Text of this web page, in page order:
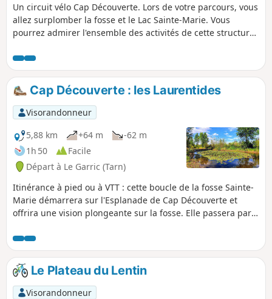
Un circuit vélo Cap Découverte. Lors de votre parcours, vous
allez surplomber la fosse et le Lac Sainte-Marie. Vous
pourrez admirer l'ensemble des activités de cette structure :
luge, etc.
Cap Découverte : les Laurentides
Visorandonneur
5,88 km
+64 m
-62 m
1h 50
Facile
Départ à Le Garric (Tarn)
Itinérance à pied ou à VTT : cette boucle de la fosse Sainte-
Marie démarrera sur l'Esplanade de Cap Découverte et
offrira une vision plongeante sur la fosse. Elle passera par
longerons aussi le parc botanique et sa zone humide,
peuplée d'iris d'eau et de nénuphars. Enfin, nous
terminerons cette balade en traversant le Parc des Titans,
puis en empruntant un tronçon du sentier d'interprétation
du Charbon au Soleil dans le Parc du Carbonifère.
Le Plateau du Lentin
Visorandonneur